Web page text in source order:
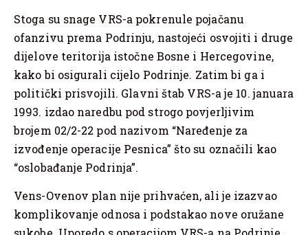
Stoga su snage VRS-a pokrenule pojačanu
ofanzivu prema Podrinju, nastojeći osvojiti i druge
dijelove teritorija istočne Bosne i Hercegovine,
kako bi osigurali cijelo Podrinje. Zatim bi ga i
politički prisvojili. Glavni štab VRS-a je 10. januara
1993. izdao naredbu pod strogo povjerljivim
brojem 02/2-22 pod nazivom “Naređenje za
izvođenje operacije Pesnica” što su označili kao
“oslobađanje Podrinja”.
Vens-Ovenov plan nije prihvaćen, ali je izazvao
komplikovanje odnosa i podstakao nove oružane